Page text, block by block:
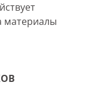
материалы